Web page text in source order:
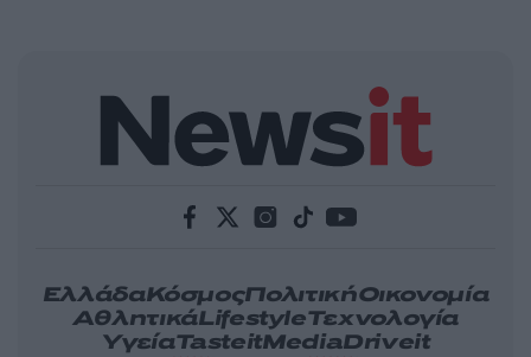
ΕλλάδαΚόσμοςΠολιτικήΟικονομία
ΑθλητικάLifestyleΤεχνολογία
ΥγείαTasteitMediaDriveit